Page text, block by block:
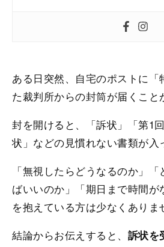
ある日突然、自宅のポストに
た裁判所からの封筒が届くこと
封を開けると、「訴状」「第1
状」などの見慣れない書類が入
「無視したらどうなるのか」
ばいいのか」「期日まで時間が
を抱えている方は少なくありま
結論からお伝えすると、 訴状を